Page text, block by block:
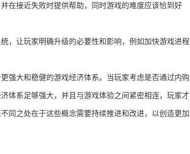
在接近失败时提供帮助，同时游戏的难度应该恰到好
，让玩家明确升级的必要性和影响，例如加快游戏进程
强大和稳健的游戏经济体系。当玩家考虑是否通过内购
体系足够强大，并且与游戏体验之间紧密相连，玩家才
同之处在于这些概念需要持续推进和改进，以创造更加